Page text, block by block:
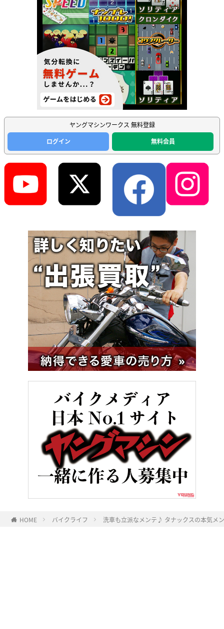
ヤングマシンワークス 無料登録
ログイン
無料会員
HOME バイクライフ 洗車も立派なメンテ♪ タナックスの本気メ